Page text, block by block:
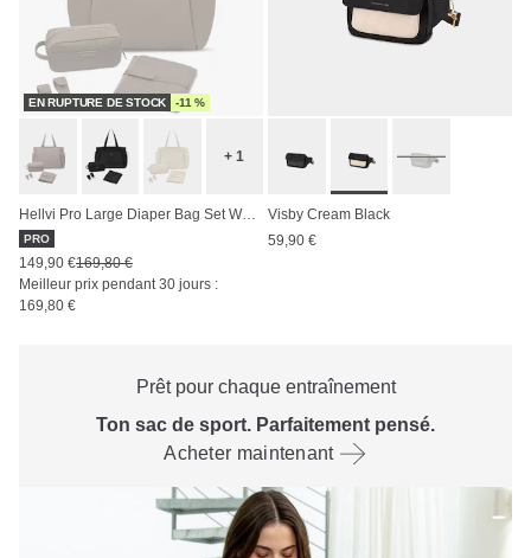
EN RUPTURE DE STOCK -11 %
+ 1
Hellvi Pro Large Diaper Bag Set Walnut
PRO
149,90 €169,80 €
Meilleur prix pendant 30 jours :
169,80 €
Visby Cream Black
59,90 €
Prêt pour chaque entraînement
Ton sac de sport. Parfaitement pensé.
Acheter maintenant